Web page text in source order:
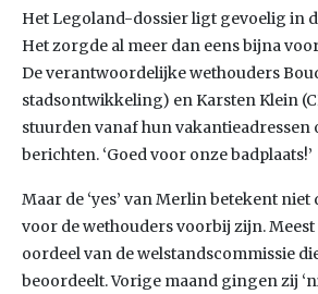
Het Legoland-dossier ligt gevoelig in
Het zorgde al meer dan eens bijna
De verantwoordelijke wethouders
stadsontwikkeling) en Karsten Klein
stuurden vanaf hun
berichten. ‘Goed voor onze badplaats!’
Maar de ‘yes’ van Merlin betekent
voor de wethouders voorbij zijn.
oordeel van de welstandscommissie
beoordeelt. Vorige maand gingen zij